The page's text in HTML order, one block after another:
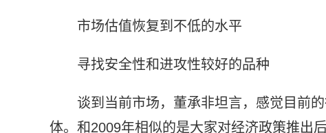
市场估值恢复到不低的水平
寻找安全性和进攻性较好的品种
谈到当前市场，董承非坦言，感觉目前
体。和2009年相似的是大家对经济政策推出